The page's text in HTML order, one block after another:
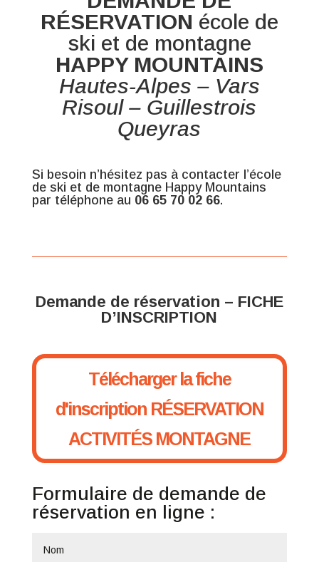
RÉSERVATION école de
ski et de montagne
HAPPY MOUNTAINS
Hautes-Alpes – Vars
Risoul – Guillestrois
Queyras
Si besoin n’hésitez pas à contacter l’école
de ski et de montagne Happy Mountains
par téléphone au 06 65 70 02 66.
Demande de réservation – FICHE
D’INSCRIPTION
Télécharger la fiche
d'inscription RÉSERVATION
ACTIVITÉS MONTAGNE
Formulaire de demande de
réservation en ligne :